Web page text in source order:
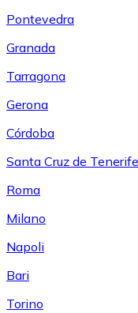
Pontevedra
Granada
Tarragona
Gerona
Córdoba
Santa Cruz de Tenerife
Roma
Milano
Napoli
Bari
Torino